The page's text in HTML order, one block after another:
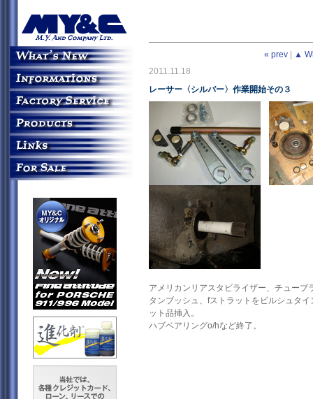
« prev
▲
2011.11.18
レーサー〈シルバー〉作業開始その３
アメリカンリアスタビライザー、チューブ
タンブッシュ、fストラットをビルシュタ
ット品挿入。
ハブベアリングo/hなど終了。